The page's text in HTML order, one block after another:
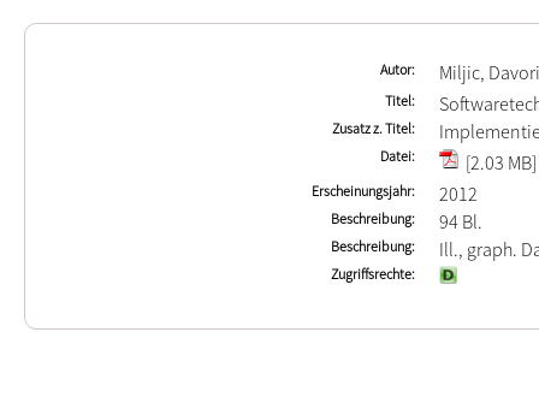
Autor Miljic,
Titel
Zusatz z. Titel
Datei [2.03 MB]
Erscheinungsjahr 2012
Beschreibung 94 Bl.
Beschreibung Ill., graph.
Zugriffsrechte